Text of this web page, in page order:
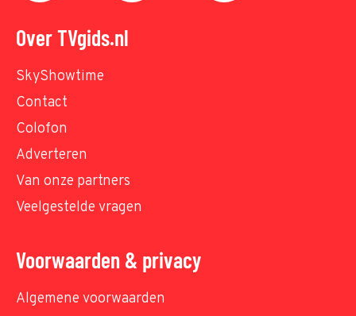
Over TVgids.nl
SkyShowtime
Contact
Colofon
Adverteren
Van onze partners
Veelgestelde vragen
Voorwaarden & privacy
Algemene voorwaarden